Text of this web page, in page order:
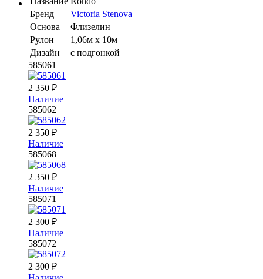
Бренд
Victoria Stenova
Основа
Флизелин
Рулон
1,06м х 10м
Дизайн
с подгонкой
585061
2 350 ₽
Наличие
585062
2 350 ₽
Наличие
585068
2 350 ₽
Наличие
585071
2 300 ₽
Наличие
585072
2 300 ₽